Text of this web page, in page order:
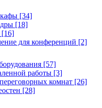
[34]
[18]
[16]
для конференций [2]
[57]
работы [3]
комнат [26]
[28]